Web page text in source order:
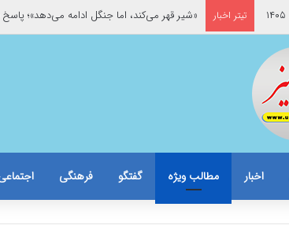
تیتر اخبار «شیر قهر می‌کند، اما جنگل ادامه می‌دهد»؛ پاسخ
اخبار مطالب ویژه گفتگو فرهنگی